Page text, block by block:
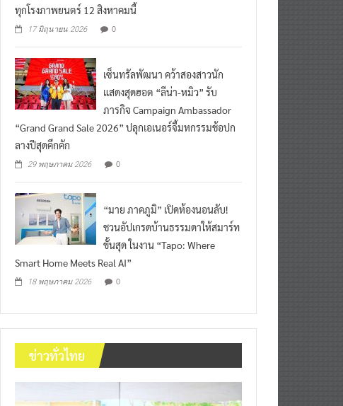
ทุกโรงภาพยนตร์ 12 สิงหาคมนี้
17 มิถุนายน 2026 0
เซ็นทรัลพัฒนา คว้าสองสาวนัก
แสดงสุดฮอต “ลีน่า-หมิว” รับ
ภารกิจ Campaign Ambassador
“Grand Grand Sale 2026” ปลุกเอเนอร์จี้มหกรรมช้อปก
ลางปีสุดคึกคัก
29 พฤษภาคม 2026 0
“มาย ภาคภูมิ” เปิดห้องนอนลับ!
ชวนอัปเกรดบ้านธรรมดาให้สมาร์ท
ขั้นสุด ในงาน “Tapo: Where
Smart Home Meets Real AI”
18 พฤษภาคม 2026 0
ข่าวทั่วไทย